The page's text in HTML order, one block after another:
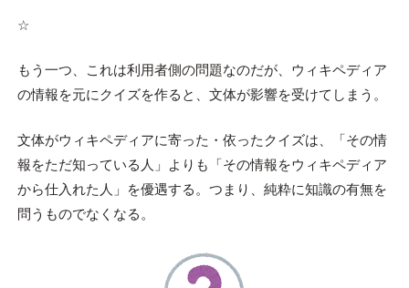
☆
もう一つ、これは利用者側の問題なのだが、ウィキペディア
の情報を元にクイズを作ると、文体が影響を受けてしまう。
文体がウィキペディアに寄った・依ったクイズは、「その情
報をただ知っている人」よりも「その情報をウィキペディア
から仕入れた人」を優遇する。つまり、純粋に知識の有無を
問うものでなくなる。